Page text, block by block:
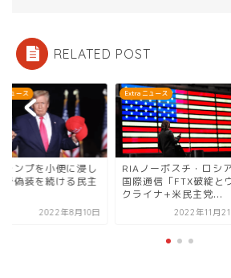
RELATED POST
ニュース
ーボスチ・ロシア
通信「FTX破綻とウ
2022年11月21日
Extra ニュース
RIAノーボスチ・ロシア
国際通信「中国外務省
ロシアとの戦略的相互...
2022年12月